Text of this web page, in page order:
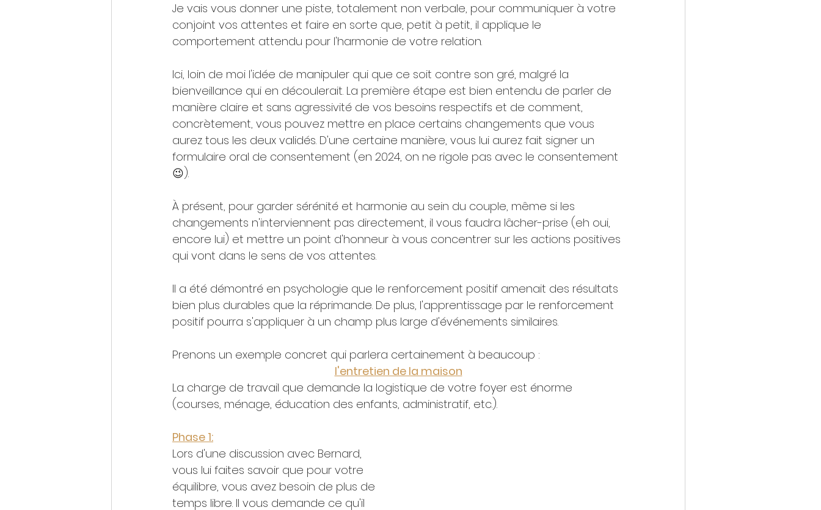
Je vais vous donner une piste, totalement non verbale, pour communiquer à votre
conjoint vos attentes et faire en sorte que, petit à petit, il applique le
comportement attendu pour l'harmonie de votre relation.
Ici, loin de moi l'idée de manipuler qui que ce soit contre son gré, malgré la
bienveillance qui en découlerait. La première étape est bien entendu de parler de
manière claire et sans agressivité de vos besoins respectifs et de comment,
concrètement, vous pouvez mettre en place certains changements que vous
aurez tous les deux validés. D'une certaine manière, vous lui aurez fait signer un
formulaire oral de consentement (en 2024, on ne rigole pas avec le consentement
😉).
À présent, pour garder sérénité et harmonie au sein du couple, même si les
changements n'interviennent pas directement, il vous faudra lâcher-prise (eh oui,
encore lui) et mettre un point d'honneur à vous concentrer sur les actions positives
qui vont dans le sens de vos attentes.
Il a été démontré en psychologie que le renforcement positif amenait des résultats
bien plus durables que la réprimande. De plus, l'apprentissage par le renforcement
positif pourra s'appliquer à un champ plus large d'événements similaires.
Prenons un exemple concret qui parlera certainement à beaucoup :
l'entretien de la maison
La charge de travail que demande la logistique de votre foyer est énorme
(courses, ménage, éducation des enfants, administratif, etc.).
Phase 1:
Lors d'une discussion avec Bernard,
vous lui faites savoir que pour votre
équilibre, vous avez besoin de plus de
temps libre. Il vous demande ce qu'il